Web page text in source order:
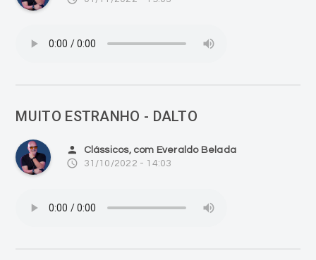
MUITO ESTRANHO - DALTO
person Clássicos, com Everaldo Belada
access_time 31/10/2022 - 14:03